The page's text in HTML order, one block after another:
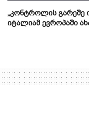
„კონტროლის გარეშე
იტალიამ ევროპაში